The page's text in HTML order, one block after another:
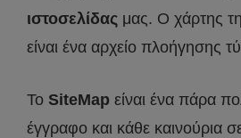
ιστοσελίδας μας. Ο χάρτης
είναι ένα αρχείο πλοήγησης
Το SiteMap είναι ένα πάρα
έγγραφο και κάθε καινούρια